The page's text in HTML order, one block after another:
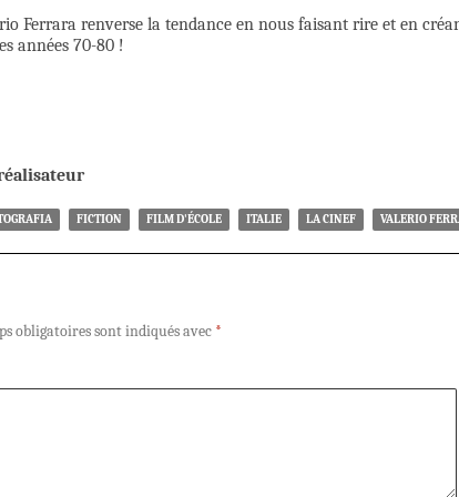
Ferrara renverse la tendance en nous faisant rire et en
années 70-80 !
FICTION FILM D'ÉCOLE ITALIE LA CINEF VALERIO
obligatoires sont indiqués avec *